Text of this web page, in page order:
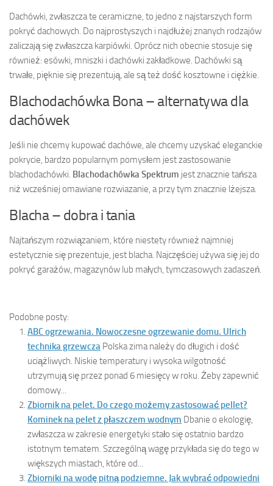
Dachówki, zwłaszcza te ceramiczne, to jedno z najstarszych form
pokryć dachowych. Do najprostyszych i najdłużej znanych rodzajów
zaliczają się zwłaszcza karpiówki. Oprócz nich obecnie stosuje się
również: esówki, mniszki i dachówki zakładkowe. Dachówki są
trwałe, pięknie się prezentują, ale są też dość kosztowne i ciężkie.
Blachodachówka Bona – alternatywa dla
dachówek
Jeśli nie chcemy kupować dachówe, ale chcemy uzyskać eleganckie
pokrycie, bardzo popularnym pomysłem jest zastosowanie
blachodachówki. Blachodachówka Spektrum jest znacznie tańsza
niż wcześniej omawiane rozwiazanie, a przy tym znacznie lżejsza.
Blacha – dobra i tania
Najtańszym rozwiązaniem, które niestety również najmniej
estetycznie się prezentuje, jest blacha. Najczęściej używa się jej do
pokryć garażów, magazynów lub małych, tymczasowych zadaszeń.
Podobne posty:
ABC ogrzewania. Nowoczesne ogrzewanie domu. Ulrich
technika grzewcza Polska zima należy do długich i dość
uciążliwych. Niskie temperatury i wysoka wilgotność
utrzymują się przez ponad 6 miesięcy w roku. Żeby zapewnić
domowy...
Zbiornik na pelet. Do czego możemy zastosować pellet?
Kominek na pelet z płaszczem wodnym Dbanie o ekologię,
zwłaszcza w zakresie energetyki stało się ostatnio bardzo
istotnym tematem. Szczególną wagę przykłada się do tego w
większych miastach, które od...
Zbiorniki na wodę pitną podziemne. Jak wybrać odpowiedni